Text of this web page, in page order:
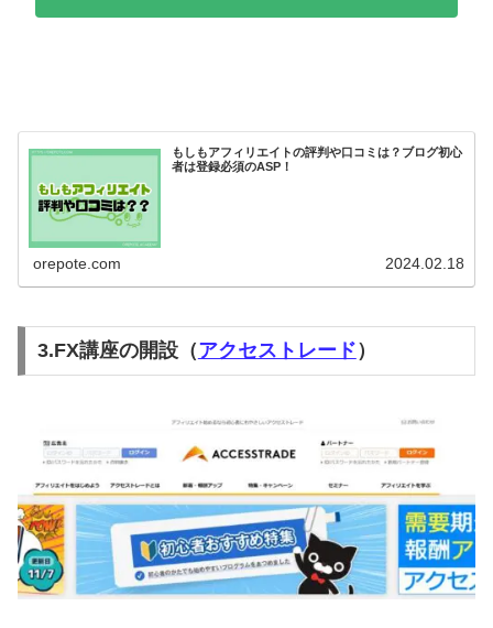
もしもアフィリエイトの評判や口コミは？ブログ初心
者は登録必須のASP！
orepote.com 2024.02.18
3.FX講座の開設（アクセストレード）